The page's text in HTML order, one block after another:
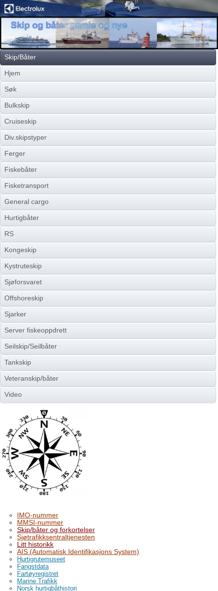
Skip/Båter
Hjem
Søk
Bulkskip
Cruiseskip
Div.skipstyper
Ferger
Fiskebåter
Fisketransport
General cargo
Hurtigbåter
RS
Kongeskip
Kystruteskip
Sjøforsvaret
Offshoreskip
Sjarker
Server fiskeoppdrett
Seilskip/Seilbåter
Tankskip
Veteranskip/båter
Video
IMO-nummer
MMSI-nummer
Skip/båter og forkortelser
Sjøtrafikksentraltjenesten
Litt historikk
AIS (Automatisk Identifikasjons System)
Hurtigrutemuseet
Fangstdata
Fartøyregistret
Marine Trafikk
Norsk hurtigbåthistori